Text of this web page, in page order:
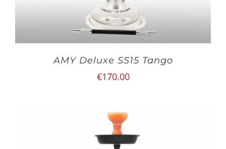
AMY Deluxe SS15 Tango
€170.00